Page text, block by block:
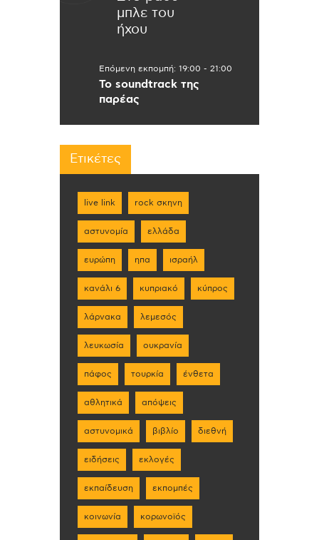
μπλε του
ήχου
Επόμενη εκπομπή: 19:00 - 21:00
Το soundtrack της
παρέας
Ετικέτες
live link rock σκηνη
αστυνομία ελλάδα
ευρώπη ηπα ισραήλ
κανάλι 6 κυπριακό κύπρος
λάρνακα λεμεσός
λευκωσία ουκρανία
πάφος τουρκία ένθετα
αθλητικά απόψεις
αστυνομικά βιβλίο διεθνή
ειδήσεις εκλογές
εκπαίδευση εκπομπές
κοινωνία κορωνοϊός